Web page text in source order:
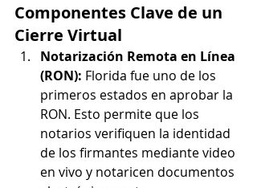
Componentes Clave de un
Cierre Virtual
Notarización Remota en Línea
(RON): Florida fue uno de los
primeros estados en aprobar la
RON. Esto permite que los
notarios verifiquen la identidad
de los firmantes mediante video
en vivo y notaricen documentos